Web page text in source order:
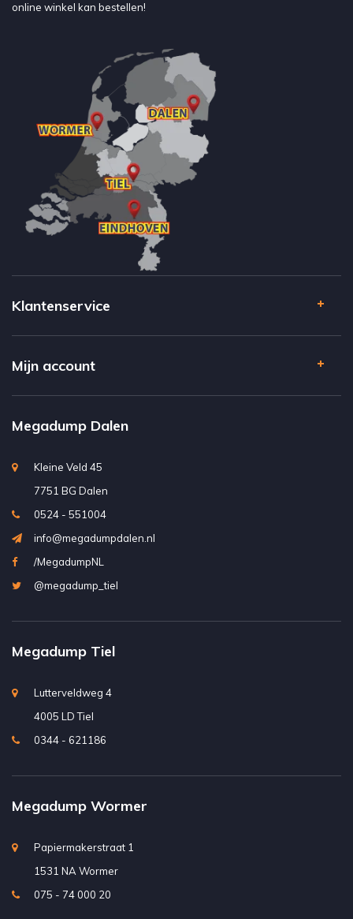
online winkel kan bestellen!
Klantenservice
Mijn account
Megadump Dalen
Kleine Veld 45
7751 BG Dalen
0524 - 551004
info@megadumpdalen.nl
/MegadumpNL
@megadump_tiel
Megadump Tiel
Lutterveldweg 4
4005 LD Tiel
0344 - 621186
Megadump Wormer
Papiermakerstraat 1
1531 NA Wormer
075 - 74 000 20